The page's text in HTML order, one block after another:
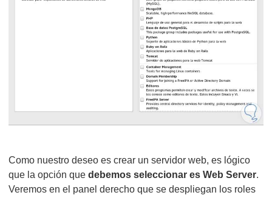
Como nuestro deseo es crear un servidor web, es lógico
que la opción que debemos seleccionar es Web Server.
Veremos en el panel derecho que se despliegan los roles